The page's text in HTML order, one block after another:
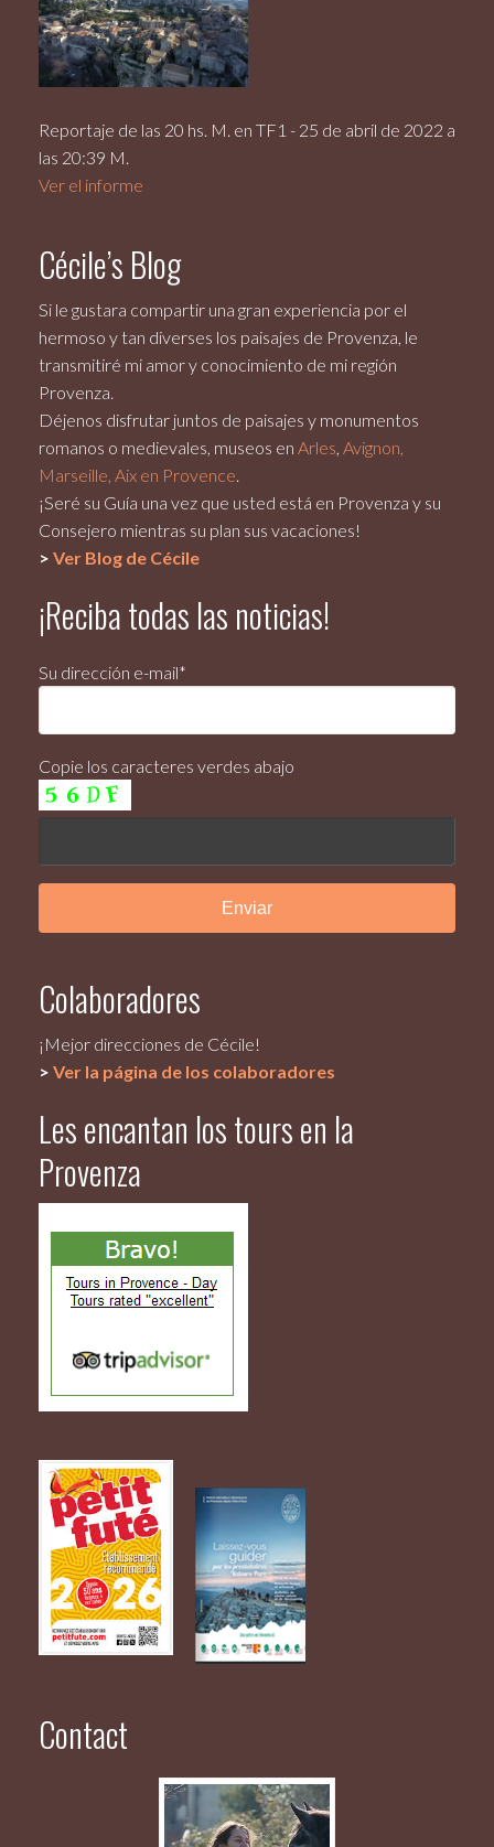
Reportaje de las 20 hs. M. en TF1 - 25 de abril de 2022 a
las 20:39 M.
Ver el informe
Cécile’s Blog
Si le gustara compartir una gran experiencia por el
hermoso y tan diverses los paisajes de Provenza, le
transmitiré mi amor y conocimiento de mi región
Provenza.
Déjenos disfrutar juntos de paisajes y monumentos
romanos o medievales, museos en Arles, Avignon,
Marseille, Aix en Provence.
¡Seré su Guía una vez que usted está en Provenza y su
Consejero mientras su plan sus vacaciones!
> Ver Blog de Cécile
¡Reciba todas las noticias!
Su dirección e-mail*
Copie los caracteres verdes abajo
Colaboradores
¡Mejor direcciones de Cécile!
> Ver la página de los colaboradores
Les encantan los tours en la
Provenza
Contact